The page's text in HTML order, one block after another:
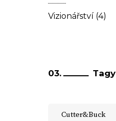
Vizionářství(4)
Tagy
Cutter&Buck